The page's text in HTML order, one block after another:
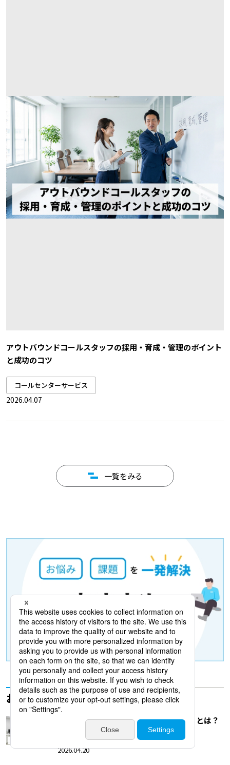
アウトバウンドコールスタッフの採用・育成・管理のポイント
と成功のコツ
コールセンターサービス
2026.04.07
一覧をみる
おすすめ記事
アウトバウンド電話で成果が出ない理由とは？
よくある課題と改善策を解説
2026.04.20